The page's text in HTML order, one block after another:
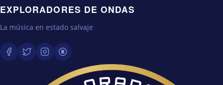
EXPLORADORES DE ONDAS
La música en estado salvaje